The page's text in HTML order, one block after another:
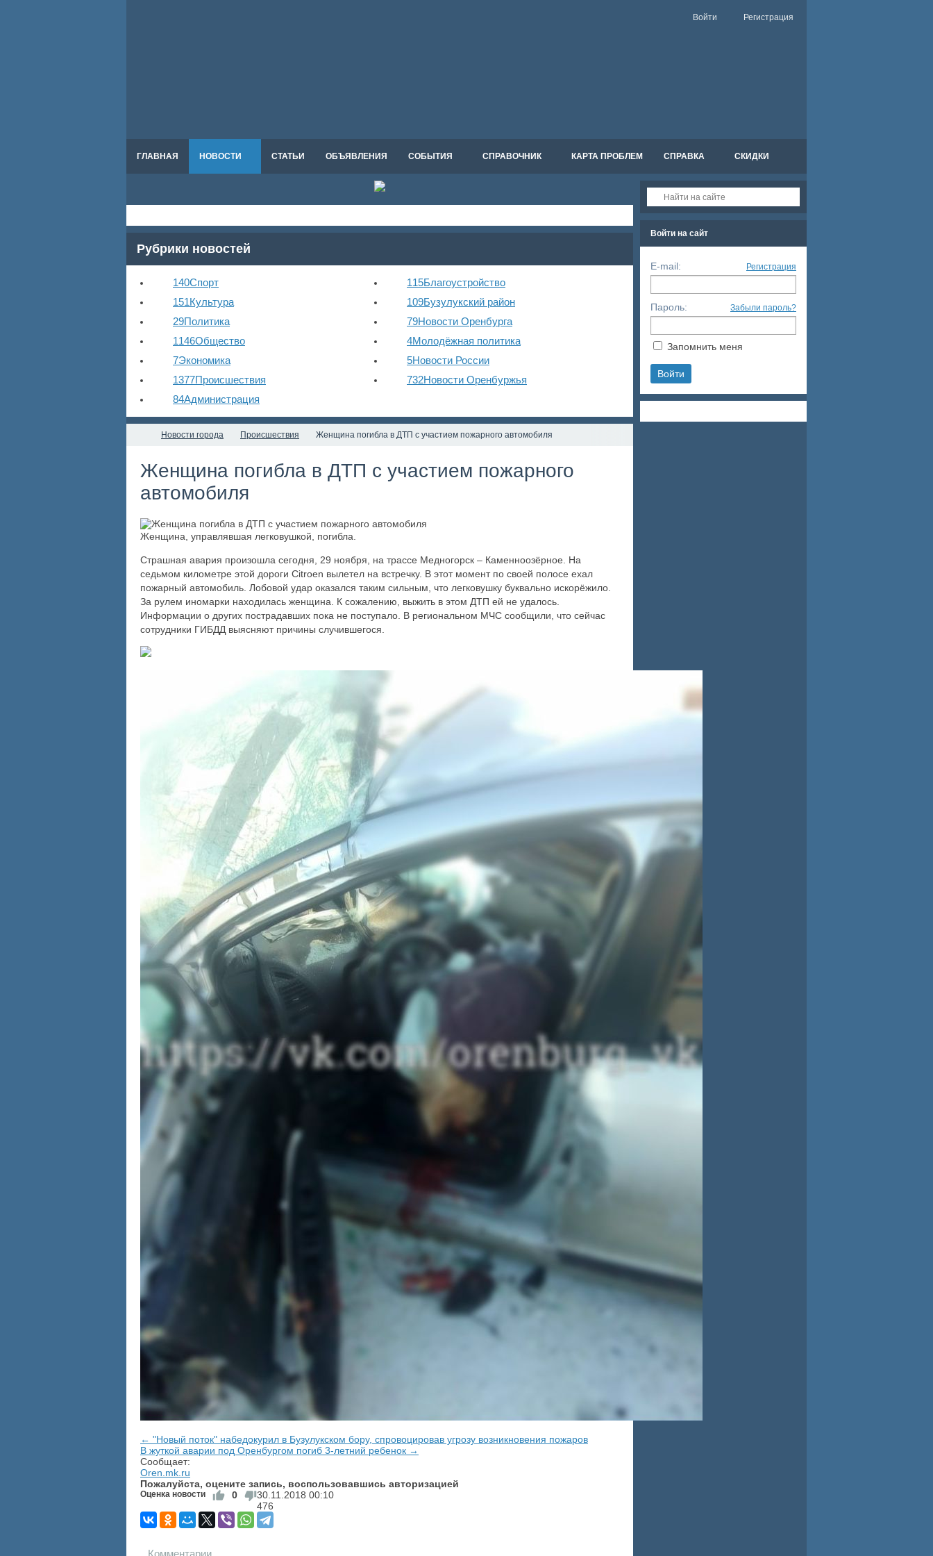
Войти Регистрация
ГЛАВНАЯ НОВОСТИ СТАТЬИ ОБЪЯВЛЕНИЯ СОБЫТИЯ СПРАВОЧНИК КАРТА ПРОБЛЕМ СПРАВКА СКИДКИ
Рубрики новостей
140Спорт
151Культура
29Политика
1146Общество
7Экономика
1377Происшествия
84Администрация
115Благоустройство
109Бузулукский район
79Новости Оренбурга
4Молодёжная политика
5Новости России
732Новости Оренбуржья
Новости города Происшествия Женщина погибла в ДТП с участием пожарного автомобиля
Женщина погибла в ДТП с участием пожарного
автомобиля
Женщина, управлявшая легковушкой, погибла.
Страшная авария произошла сегодня, 29 ноября, на трассе Медногорск – Каменноозёрное. На
седьмом километре этой дороги Citroen вылетел на встречку. В этот момент по своей полосе ехал
пожарный автомобиль. Лобовой удар оказался таким сильным, что легковушку буквально искорёжило.
За рулем иномарки находилась женщина. К сожалению, выжить в этом ДТП ей не удалось.
Информации о других пострадавших пока не поступало. В региональном МЧС сообщили, что сейчас
сотрудники ГИБДД выясняют причины случившегося.
← "Новый поток" набедокурил в Бузулукском бору, спровоцировав угрозу возникновения пожаров
В жуткой аварии под Оренбургом погиб 3-летний ребенок →
Сообщает:
Oren.mk.ru
Пожалуйста, оцените запись, воспользовавшись авторизацией
Оценка новости 0 30.11.2018 00:10
476
Комментарии
Войти на сайт
E-mail: Регистрация
Пароль: Забыли пароль?
Запомнить меня